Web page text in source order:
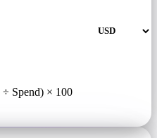
Spend) × 100